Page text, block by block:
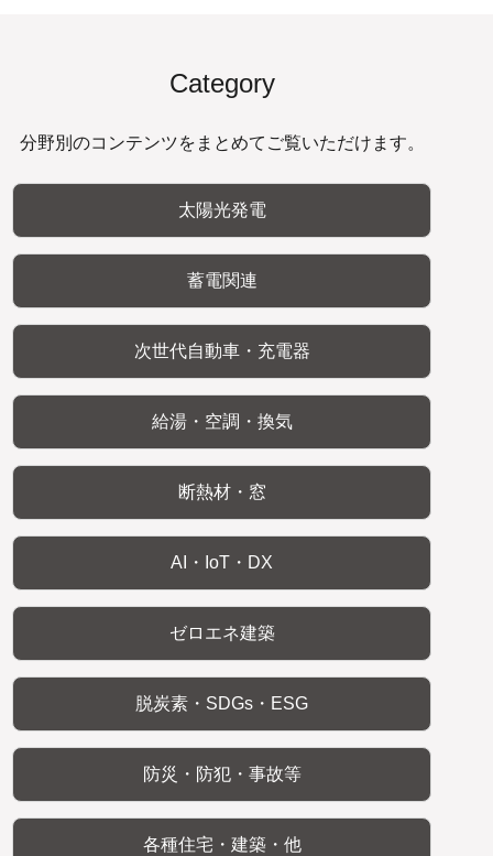
Category
分野別のコンテンツをまとめてご覧いただけます。
太陽光発電
蓄電関連
次世代自動車・充電器
給湯・空調・換気
断熱材・窓
AI・IoT・DX
ゼロエネ建築
脱炭素・SDGs・ESG
防災・防犯・事故等
各種住宅・建築・他